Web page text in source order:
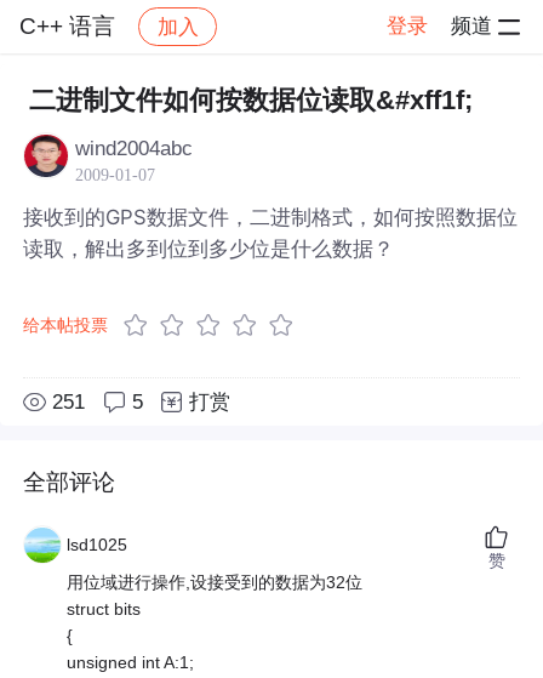
C++ 语言 加入 登录 频道
社区 C++ 语言 帖子详情
二进制文件如何按数据位读取&#xff1f;
wind2004abc
2009-01-07
接收到的GPS数据文件，二进制格式，如何按照数据位
读取，解出多到位到多少位是什么数据？
给本帖投票
251 5 打赏
全部评论
lsd1025
用位域进行操作,设接受到的数据为32位
struct bits
{
unsigned int A:1;
赞